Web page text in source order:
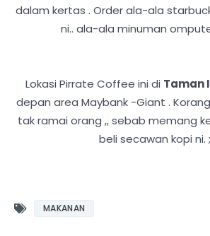
dalam kertas . Order ala-ala
ni.. ala-ala minuman
Lokasi Pirrate Coffee ini di Taman
depan area Maybank -Giant .
tak ramai orang ,, sebab memang
beli secawan kopi ni.
MAKANAN